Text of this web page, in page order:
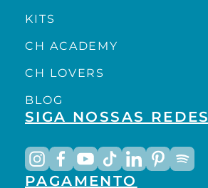
KITS
CH ACADEMY
CH LOVERS
BLOG
SIGA NOSSAS REDES
PAGAMENTO